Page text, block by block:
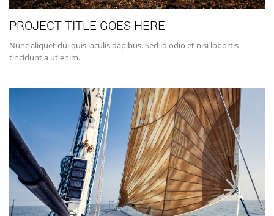
PROJECT TITLE GOES HERE
Nunc aliquet dui quis iaculis dapibus. Sed id odio et nisi lobortis
tincidunt a ut enim.